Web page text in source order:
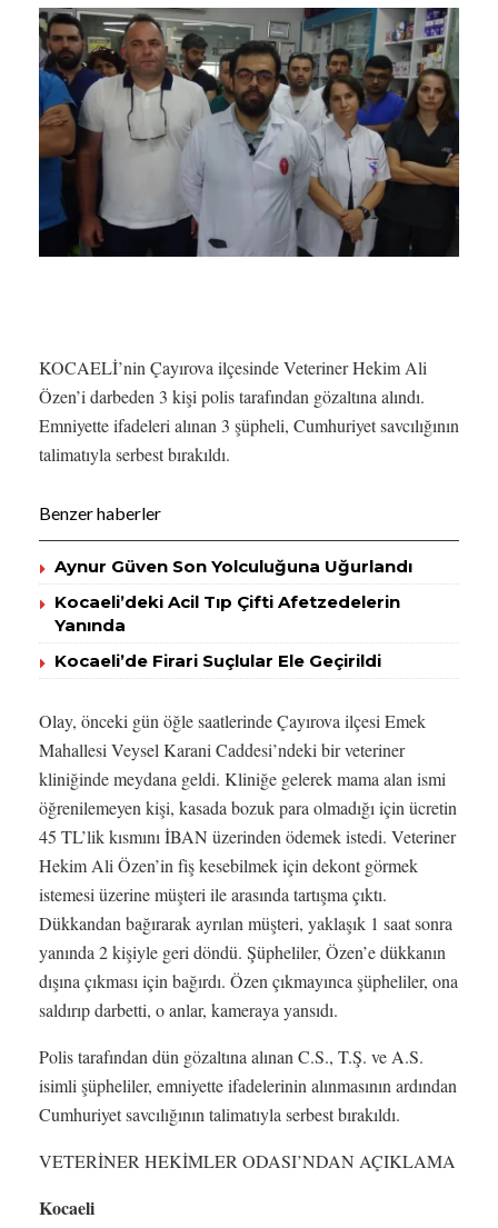
KOCAELİ’nin Çayırova ilçesinde Veteriner Hekim Ali
Özen’i darbeden 3 kişi polis tarafından gözaltına alındı.
Emniyette ifadeleri alınan 3 şüpheli, Cumhuriyet savcılığının
talimatıyla serbest bırakıldı.
Benzer haberler
Aynur Güven Son Yolculuğuna Uğurlandı
Kocaeli’deki Acil Tıp Çifti Afetzedelerin
Yanında
Kocaeli’de Firari Suçlular Ele Geçirildi
Olay, önceki gün öğle saatlerinde Çayırova ilçesi Emek
Mahallesi Veysel Karani Caddesi’ndeki bir veteriner
kliniğinde meydana geldi. Kliniğe gelerek mama alan ismi
öğrenilemeyen kişi, kasada bozuk para olmadığı için ücretin
45 TL’lik kısmını İBAN üzerinden ödemek istedi. Veteriner
Hekim Ali Özen’in fiş kesebilmek için dekont görmek
istemesi üzerine müşteri ile arasında tartışma çıktı.
Dükkandan bağırarak ayrılan müşteri, yaklaşık 1 saat sonra
yanında 2 kişiyle geri döndü. Şüpheliler, Özen’e dükkanın
dışına çıkması için bağırdı. Özen çıkmayınca şüpheliler, ona
saldırıp darbetti, o anlar, kameraya yansıdı.
Polis tarafından dün gözaltına alınan C.S., T.Ş. ve A.S.
isimli şüpheliler, emniyette ifadelerinin alınmasının ardından
Cumhuriyet savcılığının talimatıyla serbest bırakıldı.
VETERİNER HEKİMLER ODASI’NDAN AÇIKLAMA
Kocaeli